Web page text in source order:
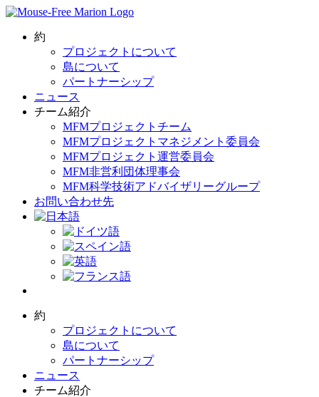
Skip
content約
プロジェクトについて
島について
パートナーシップ
ニュース
チーム紹介
MFMプロジェクトチーム
MFMプロジェクトマネジメント委員会
MFMプロジェクト運営委員会
MFM非営利団体理事会
MFM科学技術アドバイザリーグループ
お問い合わせ先
約
プロジェクトについて
島について
パートナーシップ
ニュース
チーム紹介